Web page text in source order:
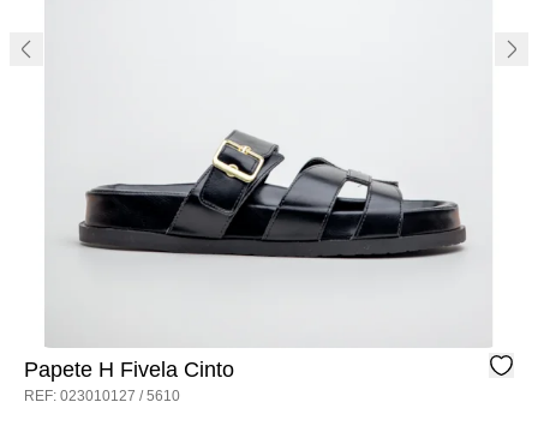
Papete H Fivela Cinto
REF: 023010127 / 5610